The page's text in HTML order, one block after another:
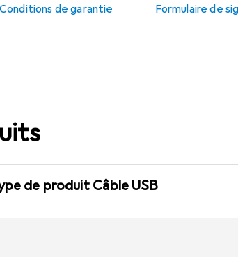
Conditions de garantie
Formulaire de
de produit Câble USB